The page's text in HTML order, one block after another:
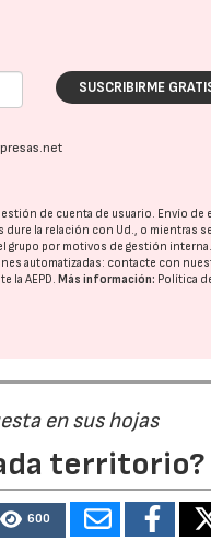
SUSCRIBIRME
de cuenta de usuario. Envío de
dure la relación con Ud., o mientras
grupo por motivos de gestión interna.
automatizadas: contacte con
laAEPD. Más información: Política
en sus hojas
territorio?
600